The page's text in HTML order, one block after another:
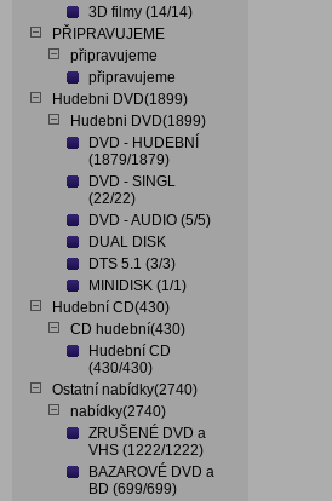
3D filmy (14/14)
PŘIPRAVUJEME
připravujeme
připravujeme
Hudebni DVD(1899)
Hudebni DVD(1899)
DVD - HUDEBNÍ
(1879/1879)
DVD - SINGL
(22/22)
DVD - AUDIO (5/5)
DUAL DISK
DTS 5.1 (3/3)
MINIDISK (1/1)
Hudební CD(430)
CD hudební(430)
Hudební CD
(430/430)
Ostatní nabídky(2740)
nabídky(2740)
ZRUŠENÉ DVD a
VHS (1222/1222)
BAZAROVÉ DVD a
BD (699/699)